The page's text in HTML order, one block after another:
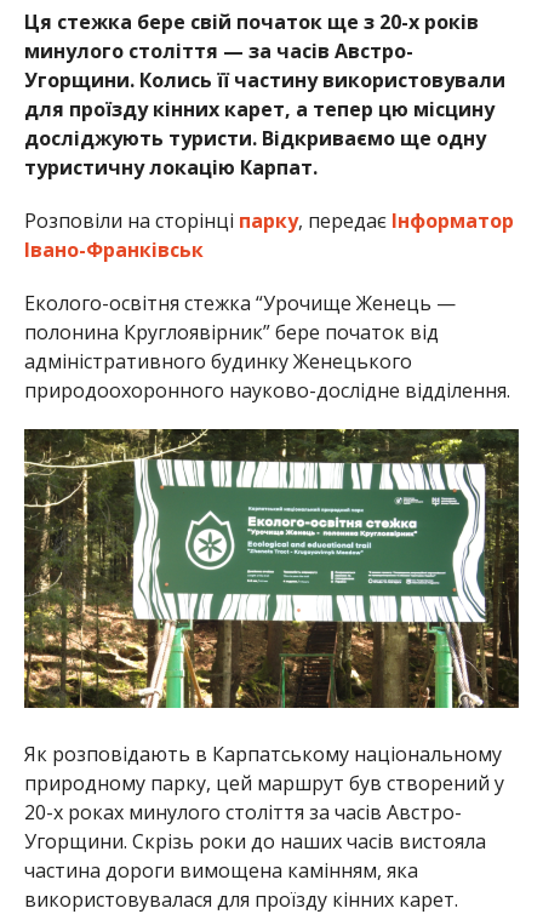
Ця стежка бере свій початок ще з 20-х років
минулого століття — за часів Австро-
Угорщини. Колись її частину використовували
для проїзду кінних карет, а тепер цю місцину
досліджують туристи. Відкриваємо ще одну
туристичну локацію Карпат.
Розповіли на сторінці парку, передає Інформатор
Івано-Франківськ
Еколого-освітня стежка “Урочище Женець —
полонина Круглоявірник” бере початок від
адміністративного будинку Женецького
природоохоронного науково-дослідне відділення.
Як розповідають в Карпатському національному
природному парку, цей маршрут був створений у
20-х роках минулого століття за часів Австро-
Угорщини. Скрізь роки до наших часів вистояла
частина дороги вимощена камінням, яка
використовувалася для проїзду кінних карет.